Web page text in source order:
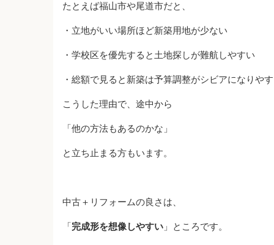
たとえば福山市や尾道市だと、
・立地がいい場所ほど新築用地が少ない
・学校区を優先すると土地探しが難航しやすい
・総額で見ると新築は予算調整がシビアになりや
こうした理由で、途中から
「他の方法もあるのかな」
と立ち止まる方もいます。
中古＋リフォームの良さは、
「完成形を想像しやすい 」ところです。